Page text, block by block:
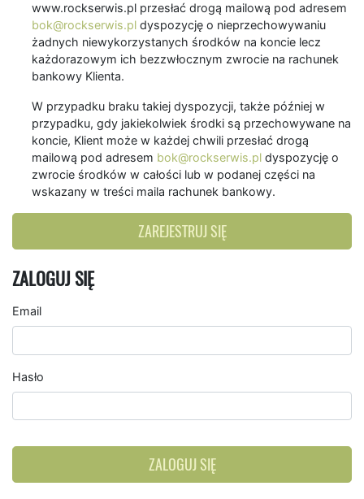
www.rockserwis.pl przesłać drogą mailową pod adresem
bok@rockserwis.pl dyspozycję o nieprzechowywaniu
żadnych niewykorzystanych środków na koncie lecz
każdorazowym ich bezzwłocznym zwrocie na rachunek
bankowy Klienta.
W przypadku braku takiej dyspozycji, także później w
przypadku, gdy jakiekolwiek środki są przechowywane na
koncie, Klient może w każdej chwili przesłać drogą
mailową pod adresem bok@rockserwis.pl dyspozycję o
zwrocie środków w całości lub w podanej części na
wskazany w treści maila rachunek bankowy.
ZAREJESTRUJ SIĘ
ZALOGUJ SIĘ
Email
Hasło
ZALOGUJ SIĘ